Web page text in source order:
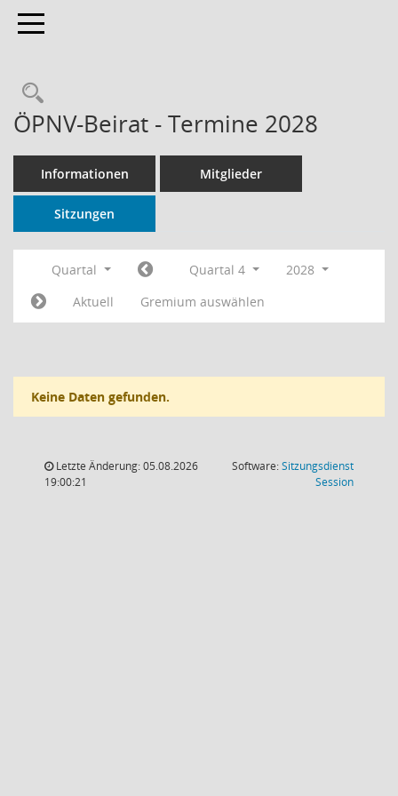
Toggle navigation
Rechercheauswahl
ÖPNV-Beirat - Termine 2028
Informationen Mitglieder
Sitzungen
Quartal Quartal 4
2028
Aktuell
Gremium auswählen
Keine Daten gefunden.
Letzte Änderung: 05.08.2026
19:00:21
Software:Sitzungsdienst
Session(Wird in